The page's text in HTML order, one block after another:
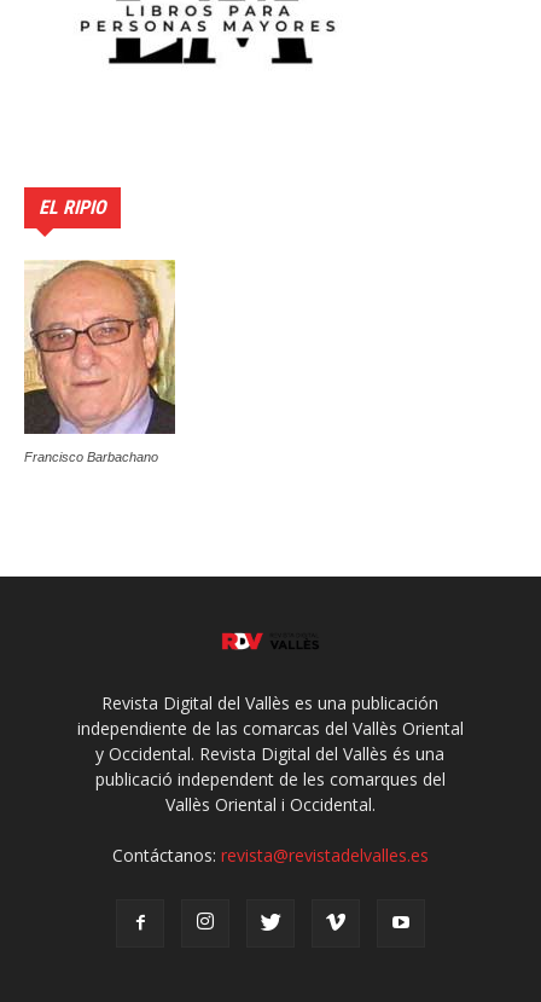
EL RIPIO
Francisco Barbachano
Revista Digital del Vallès es una publicación
independiente de las comarcas del Vallès Oriental
y Occidental. Revista Digital del Vallès és una
publicació independent de les comarques del
Vallès Oriental i Occidental.
Contáctanos: revista@revistadelvalles.es